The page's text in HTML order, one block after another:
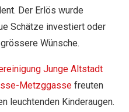
Der Erlös wurde
Schätze investiert oder
Wünsche.
Junge Altstadt
Metzggasse freuten
leuchtenden Kinderaugen.